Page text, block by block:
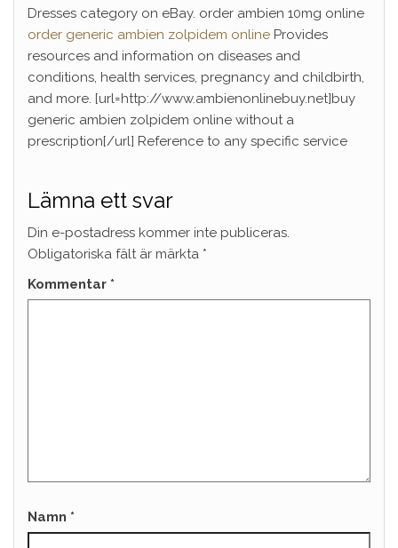
Dresses category on eBay. order ambien 10mg online
order generic ambien zolpidem online Provides
resources and information on diseases and
conditions, health services, pregnancy and childbirth,
and more. [url=http://www.ambienonlinebuy.net]buy
generic ambien zolpidem online without a
prescription[/url] Reference to any specific service
Lämna ett svar
Din e-postadress kommer inte publiceras.
Obligatoriska fält är märkta *
Kommentar *
Namn *